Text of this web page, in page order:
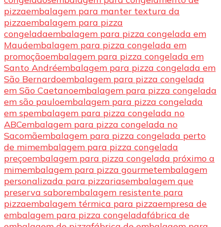
pizzaembalagem para manter textura da
pizzaembalagem para pizza
congeladaembalagem para pizza congelada em
Mauáembalagem para pizza congelada em
promoçãoembalagem para pizza congelada em
Santo Andréembalagem para pizza congelada em
São Bernardoembalagem para pizza congelada
em São Caetanoembalagem para pizza congelada
em são pauloembalagem para pizza congelada
em spembalagem para pizza congelada no
ABCembalagem para pizza congelada no
Sacomãembalagem para pizza congelada perto
de mimembalagem para pizza congelada
preçoembalagem para pizza congelada próximo a
mimembalagem para pizza gourmetembalagem
personalizada para pizzariasembalagem que
preserva saborembalagem resistente para
pizzaembalagem térmica para pizzaempresa de
embalagem para pizza congeladafábrica de